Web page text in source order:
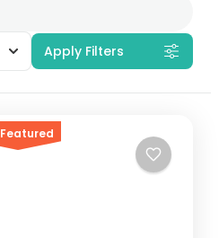
Apply Filters
Featured